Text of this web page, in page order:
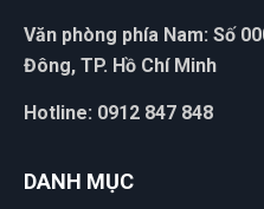
Văn phòng phía Nam: Số
Đông, TP. Hồ Chí Minh
Hotline: 0912 847 848
DANH MỤC